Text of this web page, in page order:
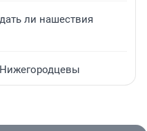
ли нашествия